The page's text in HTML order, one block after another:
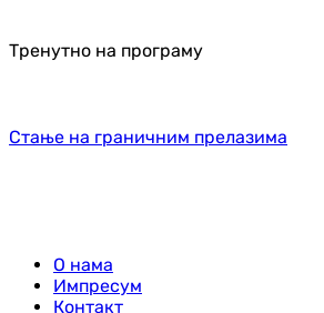
Тренутно на програму
Стање на граничним прелазима
О нама
Импресум
Контакт